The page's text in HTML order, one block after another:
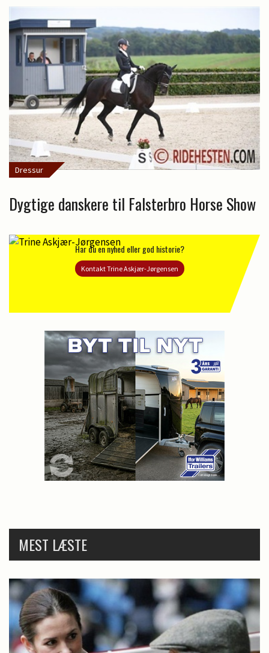
Dressur
Dygtige danskere til Falsterbro Horse Show
Har du en nyhed eller god historie?
Kontakt Trine Askjær-Jørgensen
MEST LÆSTE